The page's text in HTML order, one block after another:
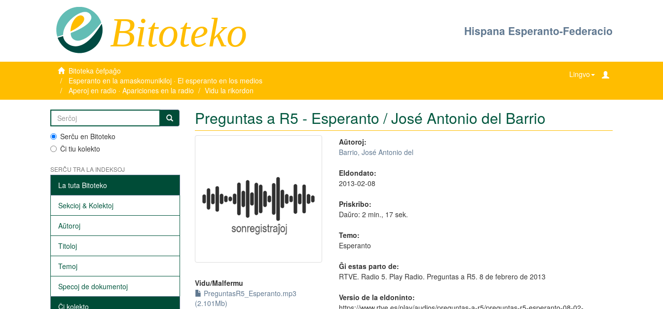
Bitoteko Hispana Esperanto-Federacio
Bitoteka ĉefpaĝo
Esperanto en la amaskomunikiloj · El esperanto en los medios
Aperoj en radio · Apariciones en la radio
Vidu la rikordon
Lingvo
Serĉu en Bitoteko
Ĉi tiu kolekto
SERĈU TRA LA INDEKSOJ
La tuta Bitoteko
Sekcioj & Kolektoj
Aŭtoroj
Titoloj
Temoj
Specoj de dokumentoj
Ĉi kolekto
Preguntas a R5 - Esperanto / José Antonio del Barrio
Vidu/Malfermu
PreguntasR5_Esperanto.mp3
(2.101Mb)
Aŭtoroj:
Barrio, José Antonio del
Eldondato:
2013-02-08
Priskribo:
Daŭro: 2 min., 17 sek.
Temo:
Esperanto
Ĝi estas parto de:
RTVE. Radio 5. Play Radio. Preguntas a R5. 8 de febrero de 2013
Versio de la eldoninto: